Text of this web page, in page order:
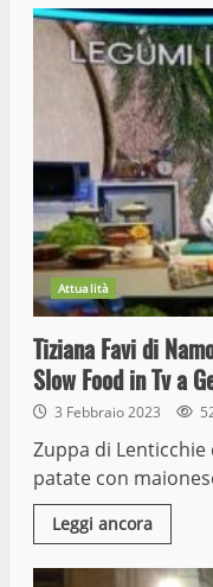
Attualità
Tiziana Favi di
Slow Food in Tv a
3 Febbraio 2023
Zuppa di
patate con
Leggi ancora